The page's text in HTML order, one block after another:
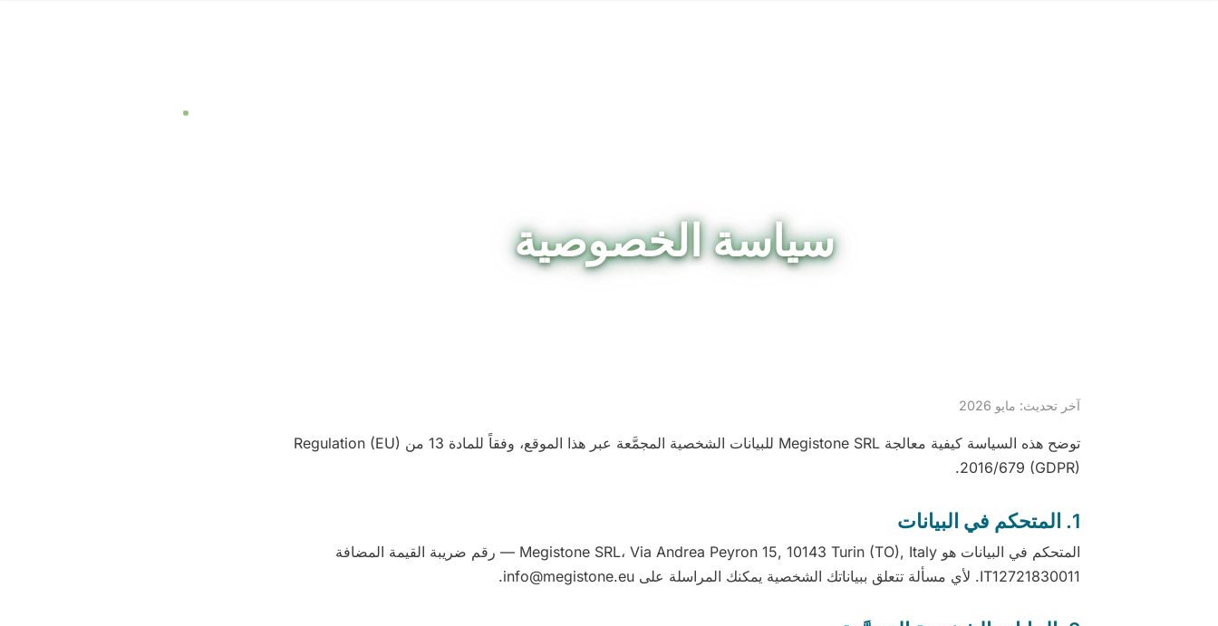
سياسة الخصوصية
آخر تحديث: مايو 2026
توضح هذه السياسة كيفية معالجة Megistone SRL للبيانات الشخصية المجمَّعة عبر هذا الموقع، وفقاً للمادة 13 من Regulation (EU)
2016/679 (GDPR).
1. المتحكم في البيانات
المتحكم في البيانات هو Megistone SRL، Via Andrea Peyron 15, 10143 Turin (TO), Italy — رقم ضريبة القيمة المضافة
IT12721830011. لأي مسألة تتعلق ببياناتك الشخصية يمكنك المراسلة على info@megistone.eu.